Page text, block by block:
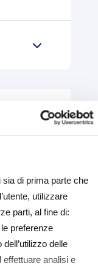
di prima parte che
utilizzare
parti, al fine di:
preferenze
delle
analisi e